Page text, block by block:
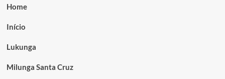
Home
Início
Lukunga
Milunga Santa Cruz